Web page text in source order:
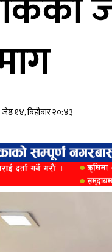
१४, बिहीबार २०:४३